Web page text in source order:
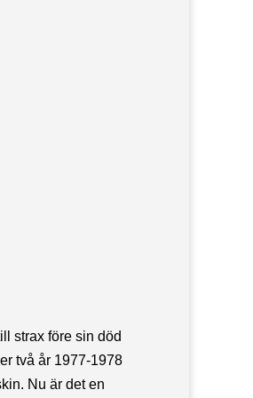
strax före sin död
två år 1977-1978
Nu är det en